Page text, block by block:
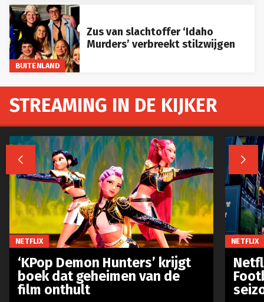
BUITENLAND
Zus van slachtoffer ‘Idaho
Murders’ verbreekt stilzwijgen
STREAMING IN DE KIJKER
 
NETFLIX
‘KPop Demon Hunters’ krijgt
boek dat geheimen van de
film onthult
NETFLIX